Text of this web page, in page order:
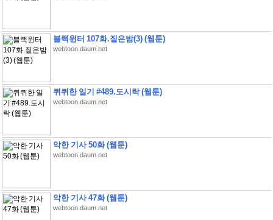
블랙윈터 107화.짙은밤(3) (웹툰)
webtoon.daum.net
퀴퀴한 일기 #489.도시락 (웹툰)
webtoon.daum.net
악한 기사 50화 (웹툰)
webtoon.daum.net
악한 기사 47화 (웹툰)
webtoon.daum.net